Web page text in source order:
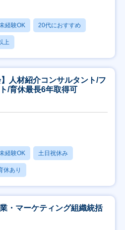
経験OK 20代におすすめ
上
人材紹介コンサルタント/フ
/育休最長6年取得可
経験OK 土日祝休み
休あり
・マーケティング組織統括